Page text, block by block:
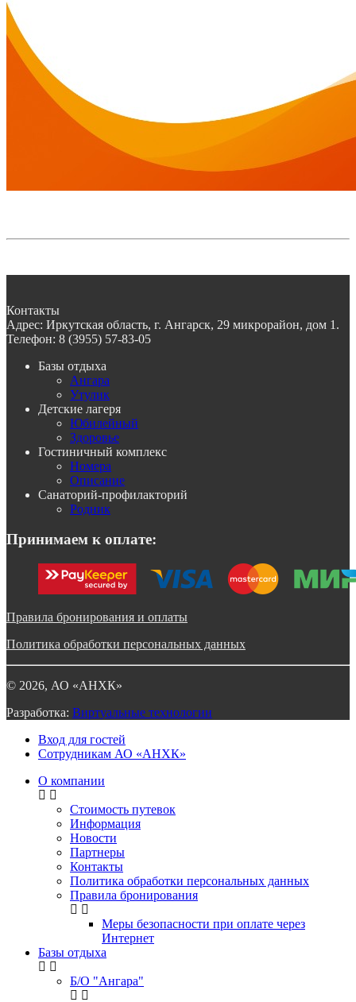
Контакты
Адрес: Иркутская область, г. Ангарск, 29 микрорайон, дом 1.
Телефон: 8 (3955) 57-83-05
Базы отдыха
Ангара
Утулик
Детские лагеря
Юбилейный
Здоровье
Гостиничный комплекс
Номера
Описание
Санаторий-профилакторий
Родник
Принимаем к оплате:
Правила бронирования и оплаты
Политика обработки персональных данных
© 2026, АО «АНХК»
Разработка: Виртуальные технологии
Вход для гостей
Сотрудникам АО «АНХК»
О компании
Стоимость путевок
Информация
Новости
Партнеры
Контакты
Политика обработки персональных данных
Правила бронирования
Меры безопасности при оплате через
Интернет
Базы отдыха
Б/О "Ангара"